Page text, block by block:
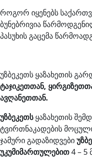
როგორ იყენებს
ბუნებრივია
პასუხის გაცემა
უზბეკეთს ყაზახეთის
ტაჯიკეთთან,
ავღანეთთან.
უზბეკეთსყაზახეთის
ტვირთნაკადების
ჯამური გადაზიდვები
უკუმიმართულებით4 – 5